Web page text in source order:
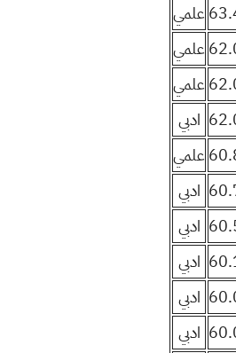
علمي
علمي
علمي
ادبي
علمي
ادبي
ادبي
ادبي
ادبي
ادبي